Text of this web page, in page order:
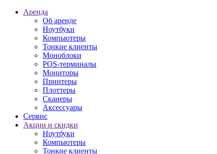
Аренда
Об аренде
Ноутбуки
Компьютеры
Тонкие клиенты
Моноблоки
POS-терминалы
Мониторы
Принтеры
Плоттеры
Сканеры
Аксессуары
Сервис
Акции и скидки
Ноутбуки
Компьютеры
Тонкие клиенты